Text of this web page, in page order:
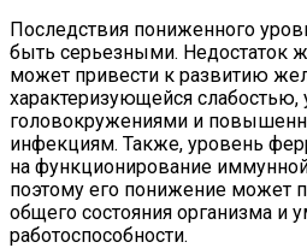
Последствия пониженного
быть серьезными. Недостаток
может привести к развитию
характеризующейся
головокружениями и
инфекциям. Также, уровень
на функционирование
поэтому его понижение может
общего состояния организма и
работоспособности.